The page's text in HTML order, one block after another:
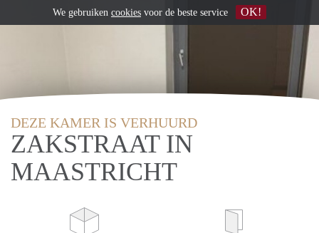
DEZE KAMER IS VERHUURD
ZAKSTRAAT IN
MAASTRICHT
We gebruiken cookies voor de beste service OK!